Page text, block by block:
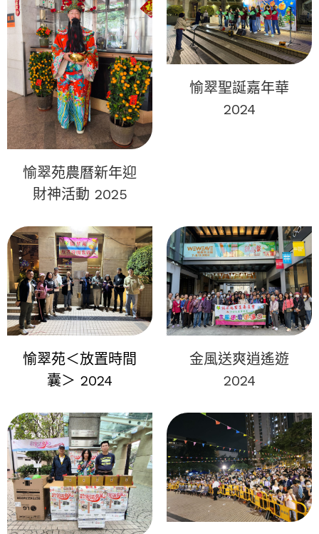
愉翠苑農曆新年迎
財神活動 2025
愉翠聖誕嘉年華
2024
愉翠苑＜放置時間
囊＞ 2024
金風送爽逍遙遊
2024